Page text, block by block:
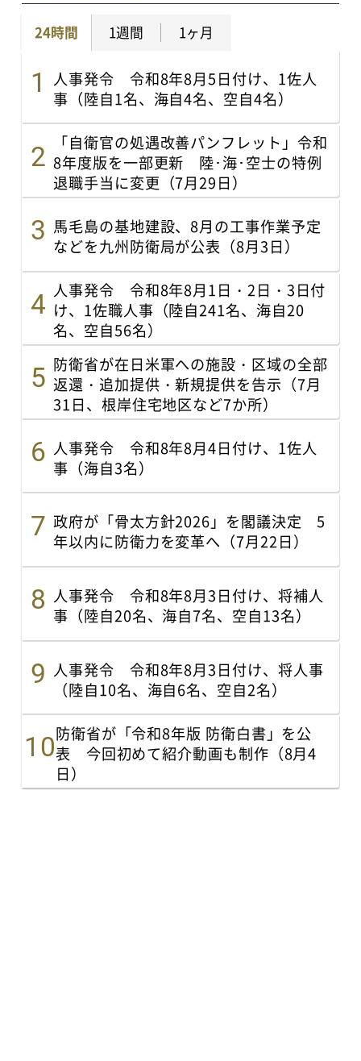
24時間 1週間 1ヶ月
人事発令 令和8年8月5日付け、1佐人
事（陸自1名、海自4名、空自4名）
「自衛官の処遇改善パンフレット」令和
8年度版を一部更新 陸･海･空士の特例
退職手当に変更（7月29日）
馬毛島の基地建設、8月の工事作業予定
などを九州防衛局が公表（8月3日）
人事発令 令和8年8月1日・2日・3日付
け、1佐職人事（陸自241名、海自20
名、空自56名）
防衛省が在日米軍への施設・区域の全部
返還・追加提供・新規提供を告示（7月
31日、根岸住宅地区など7か所）
人事発令 令和8年8月4日付け、1佐人
事（海自3名）
政府が「骨太方針2026」を閣議決定 5
年以内に防衛力を変革へ（7月22日）
人事発令 令和8年8月3日付け、将補人
事（陸自20名、海自7名、空自13名）
人事発令 令和8年8月3日付け、将人事
（陸自10名、海自6名、空自2名）
防衛省が「令和8年版 防衛白書」を公
表 今回初めて紹介動画も制作（8月4
日）